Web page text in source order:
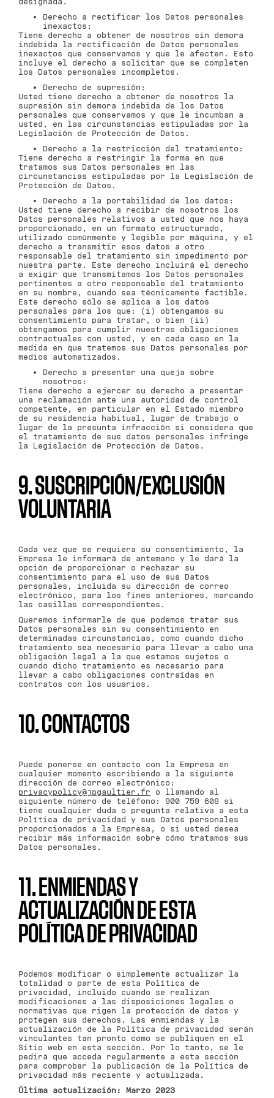
Derecho a rectificar los Datos personales
inexactos:
Tiene derecho a obtener de nosotros sin demora
indebida la rectificación de Datos personales
inexactos que conservamos y que le afecten. Esto
incluye el derecho a solicitar que se completen
los Datos personales incompletos.
Derecho de supresión:
Usted tiene derecho a obtener de nosotros la
supresión sin demora indebida de los Datos
personales que conservamos y que le incumban a
usted, en las circunstancias estipuladas por la
Legislación de Protección de Datos.
Derecho a la restricción del tratamiento:
Tiene derecho a restringir la forma en que
tratamos sus Datos personales en las
circunstancias estipuladas por la Legislación de
Protección de Datos.
Derecho a la portabilidad de los datos:
Usted tiene derecho a recibir de nosotros los
Datos personales relativos a usted que nos haya
proporcionado, en un formato estructurado,
utilizado comúnmente y legible por máquina, y el
derecho a transmitir esos datos a otro
responsable del tratamiento sin impedimento por
nuestra parte. Este derecho incluirá el derecho
a exigir que transmitamos los Datos personales
pertinentes a otro responsable del tratamiento
en su nombre, cuando sea técnicamente factible.
Este derecho sólo se aplica a los datos
personales para los que: (i) obtengamos su
consentimiento para tratar, o bien (ii)
obtengamos para cumplir nuestras obligaciones
contractuales con usted, y en cada caso en la
medida en que tratemos sus Datos personales por
medios automatizados.
Derecho a presentar una queja sobre
nosotros:
Tiene derecho a ejercer su derecho a presentar
una reclamación ante una autoridad de control
competente, en particular en el Estado miembro
de su residencia habitual, lugar de trabajo o
lugar de la presunta infracción si considera que
el tratamiento de sus datos personales infringe
la Legislación de Protección de Datos.
9. SUSCRIPCIÓN/EXCLUSIÓN
VOLUNTARIA
Cada vez que se requiera su consentimiento, la
Empresa le informará de antemano y le dará la
opción de proporcionar o rechazar su
consentimiento para el uso de sus Datos
personales, incluida su dirección de correo
electrónico, para los fines anteriores, marcando
las casillas correspondientes.
Queremos informarle de que podemos tratar sus
Datos personales sin su consentimiento en
determinadas circunstancias, como cuando dicho
tratamiento sea necesario para llevar a cabo una
obligación legal a la que estamos sujetos o
cuando dicho tratamiento es necesario para
llevar a cabo obligaciones contraídas en
contratos con los usuarios.
10. CONTACTOS
Puede ponerse en contacto con la Empresa en
cualquier momento escribiendo a la siguiente
dirección de correo electrónico:
privacypolicy@jpgaultier.fr o llamando al
siguiente número de teléfono: 900 759 608 si
tiene cualquier duda o pregunta relativa a esta
Política de privacidad y sus Datos personales
proporcionados a la Empresa, o si usted desea
recibir más información sobre cómo tratamos sus
Datos personales.
11. ENMIENDAS Y
ACTUALIZACIÓN DE ESTA
POLÍTICA DE PRIVACIDAD
Podemos modificar o simplemente actualizar la
totalidad o parte de esta Política de
privacidad, incluido cuando se realizan
modificaciones a las disposiciones legales o
normativas que rigen la protección de datos y
protegen sus derechos. Las enmiendas y la
actualización de la Política de privacidad serán
vinculantes tan pronto como se publiquen en el
Sitio web en esta sección. Por lo tanto, se le
pedirá que acceda regularmente a esta sección
para comprobar la publicación de la Política de
privacidad más reciente y actualizada.
Última actualización: Marzo 2023